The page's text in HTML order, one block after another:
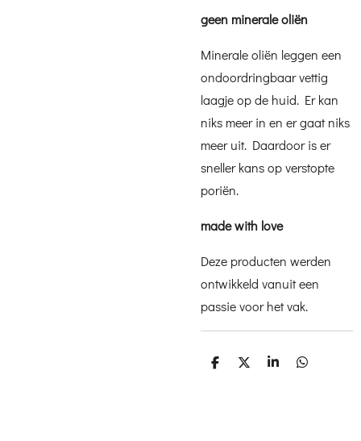
geen minerale oliën
Minerale oliën leggen een
ondoordringbaar vettig
laagje op de huid. Er kan
niks meer in en er gaat niks
meer uit. Daardoor is er
sneller kans op verstopte
poriën.
made with love
Deze producten werden
ontwikkeld vanuit een
passie voor het vak.
D
D
S
D